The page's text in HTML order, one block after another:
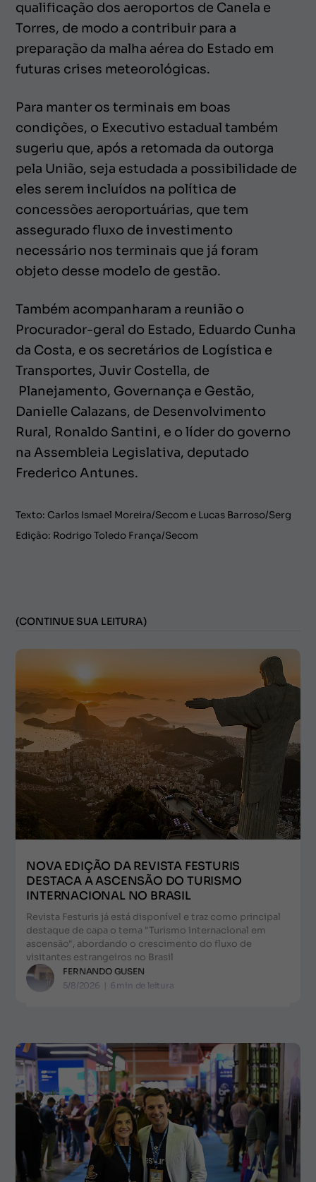
qualificação dos aeroportos de Canela e
Torres, de modo a contribuir para a
preparação da malha aérea do Estado em
futuras crises meteorológicas.
Para manter os terminais em boas
condições, o Executivo estadual também
sugeriu que, após a retomada da outorga
pela União, seja estudada a possibilidade de
eles serem incluídos na política de
concessões aeroportuárias, que tem
assegurado fluxo de investimento
necessário nos terminais que já foram
objeto desse modelo de gestão.
Também acompanharam a reunião o
Procurador-geral do Estado, Eduardo Cunha
da Costa, e os secretários de Logística e
Transportes, Juvir Costella, de
Planejamento, Governança e Gestão,
Danielle Calazans, de Desenvolvimento
Rural, Ronaldo Santini, e o líder do governo
na Assembleia Legislativa, deputado
Frederico Antunes.
Texto: Carlos Ismael Moreira/Secom e Lucas Barroso/Serg
Edição: Rodrigo Toledo França/Secom
(CONTINUE SUA LEITURA)
NOVA EDIÇÃO DA REVISTA FESTURIS
DESTACA A ASCENSÃO DO TURISMO
INTERNACIONAL NO BRASIL
Revista Festuris já está disponível e traz como principal
destaque de capa o tema "Turismo internacional em
ascensão", abordando o crescimento do fluxo de
visitantes estrangeiros no Brasil
FERNANDO GUSEN
5/8/2026 | 6 min de leitura